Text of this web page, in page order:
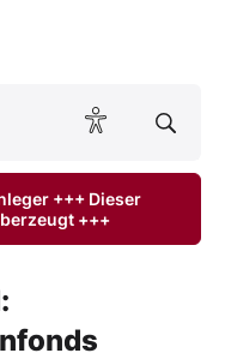
lesen
+++ Dieser
+++